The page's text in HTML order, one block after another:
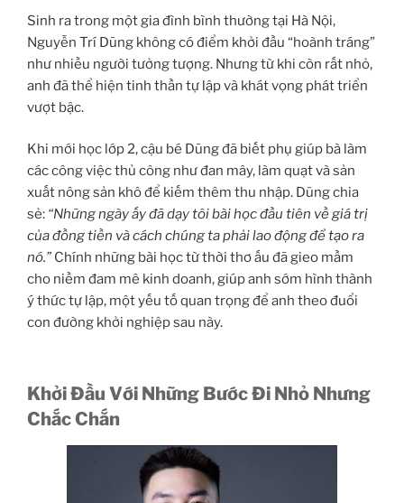
Sinh ra trong một gia đình bình thường tại Hà Nội,
Nguyễn Trí Dũng không có điểm khởi đầu “hoành tráng”
như nhiều người tưởng tượng. Nhưng từ khi còn rất nhỏ,
anh đã thể hiện tinh thần tự lập và khát vọng phát triển
vượt bậc.
Khi mới học lớp 2, cậu bé Dũng đã biết phụ giúp bà làm
các công việc thủ công như đan mây, làm quạt và sản
xuất nông sản khô để kiếm thêm thu nhập. Dũng chia
sẻ: “Những ngày ấy đã dạy tôi bài học đầu tiên về giá trị
của đồng tiền và cách chúng ta phải lao động để tạo ra
nó.” Chính những bài học từ thời thơ ấu đã gieo mầm
cho niềm đam mê kinh doanh, giúp anh sớm hình thành
ý thức tự lập, một yếu tố quan trọng để anh theo đuổi
con đường khởi nghiệp sau này.
Khởi Đầu Với Những Bước Đi Nhỏ Nhưng
Chắc Chắn